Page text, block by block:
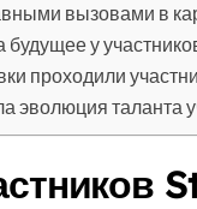
вызовами в
будущее у
проходили
эволюция таланта